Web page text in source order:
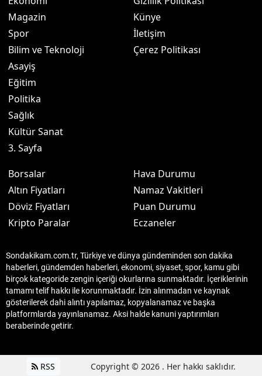
Magazin
Spor
Bilim ve Teknoloji
Asayiş
Eğitim
Politika
Sağlık
Kültür Sanat
3. Sayfa
Künye
İletişim
Çerez Politikası
Borsalar
Altın Fiyatları
Döviz Fiyatları
Kripto Paralar
Hava Durumu
Namaz Vakitleri
Puan Durumu
Eczaneler
Sondakikam.com.tr, Türkiye ve dünya gündeminden son dakika
haberleri, gündemden haberleri, ekonomi, siyaset, spor, kamu gibi
birçok kategoride zengin içeriği okurlarına sunmaktadır. İçeriklerinin
tamamı telif hakkı ile korunmaktadır. İzin alınmadan ve kaynak
gösterilerek dahi alıntı yapılamaz, kopyalanamaz ve başka
platformlarda yayınlanamaz. Aksi halde kanuni yaptırımları
beraberinde getirir.
RSS Copyright © 2026 . Her hakkı saklıdır.